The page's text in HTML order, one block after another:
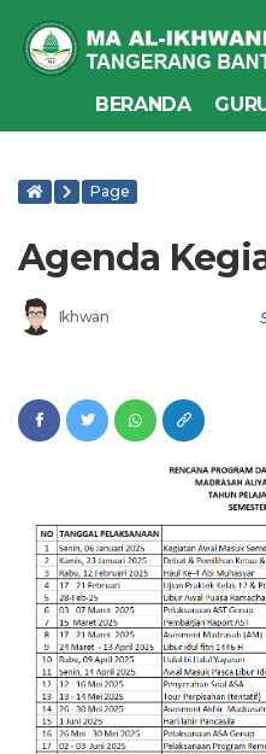
BERANDA
Page
Agenda
Ikhwan